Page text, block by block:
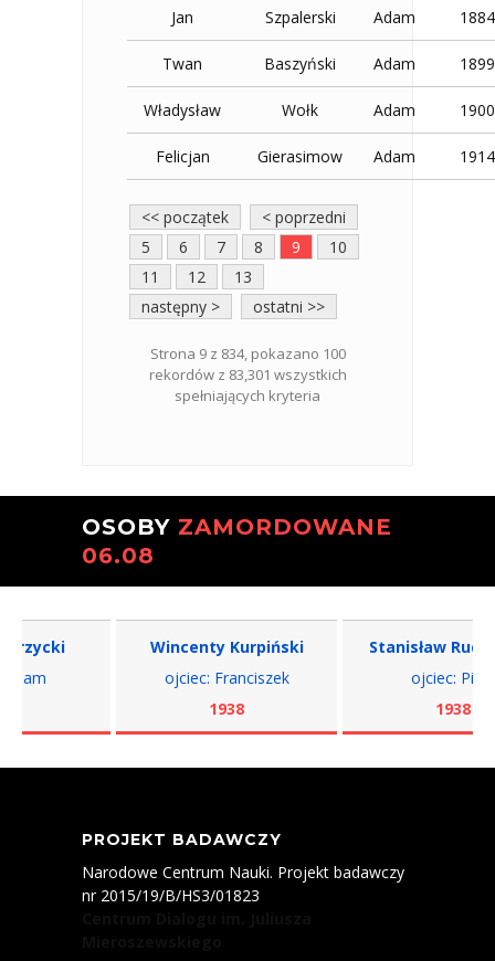
Jan Szpalerski Adam 1884
Twan Baszyński Adam 1899
Władysław Wołk Adam 1900
Felicjan Gierasimow Adam 1914
<< początek
< poprzedni
5
6 7 8 9
10
11
12
13
następny >
ostatni >>
Strona 9 z 834, pokazano 100
rekordów z 83,301 wszystkich
spełniających kryteria
OSOBY ZAMORDOWANE
06.08
Wincenty Kurpiński
ojciec: Franciszek
Stanisław Rudkowski
PROJEKT BADAWCZY
Narodowe Centrum Nauki. Projekt badawczy
nr 2015/19/B/HS3/01823